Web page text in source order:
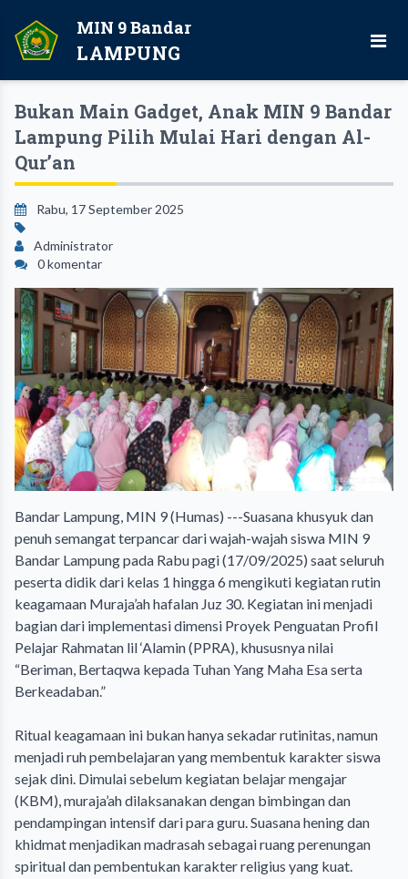
MIN 9 Bandar
LAMPUNG
Bukan Main Gadget, Anak MIN 9 Bandar
Lampung Pilih Mulai Hari dengan Al-
Qur’an
Rabu, 17 September 2025
Administrator
0 komentar
Bandar Lampung, MIN 9 (Humas) ---Suasana khusyuk dan
penuh semangat terpancar dari wajah-wajah siswa MIN 9
Bandar Lampung pada Rabu pagi (17/09/2025) saat seluruh
peserta didik dari kelas 1 hingga 6 mengikuti kegiatan rutin
keagamaan Muraja’ah hafalan Juz 30. Kegiatan ini menjadi
bagian dari implementasi dimensi Proyek Penguatan Profil
Pelajar Rahmatan lil ‘Alamin (PPRA), khususnya nilai
“Beriman, Bertaqwa kepada Tuhan Yang Maha Esa serta
Berkeadaban.”
‎Ritual keagamaan ini bukan hanya sekadar rutinitas, namun
menjadi ruh pembelajaran yang membentuk karakter siswa
sejak dini. Dimulai sebelum kegiatan belajar mengajar
(KBM), muraja’ah dilaksanakan dengan bimbingan dan
pendampingan intensif dari para guru. Suasana hening dan
khidmat menjadikan madrasah sebagai ruang perenungan
spiritual dan pembentukan karakter religius yang kuat.